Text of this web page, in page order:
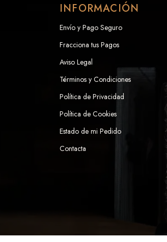
INFORMACIÓN
Envío y Pago Seguro
Fracciona tus Pagos
Aviso Legal
Términos y Condiciones
Política de Privacidad
Política de Cookies
Estado de mi Pedido
Contacta